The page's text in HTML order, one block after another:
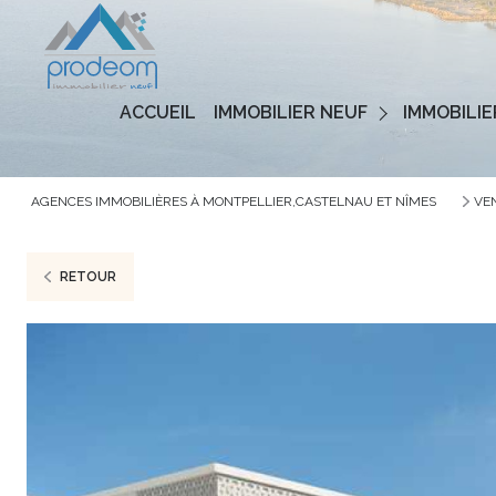
ACCUEIL IMMOBILIER NEUF
Programmes Neufs
AGENCES IMMOBILIÈRES À MONTPELLIER,CASTELNAU ET NÎMES
RETOUR